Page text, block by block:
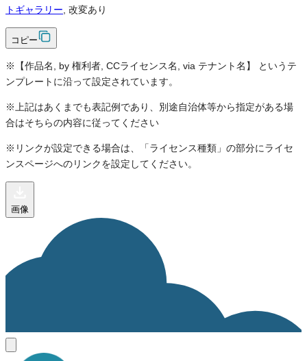
トギャラリー , 改変あり
コピー
※【作品名, by 権利者, CCライセンス名, via テナント名】 というテ
ンプレートに沿って設定されています。
※上記はあくまでも表記例であり、別途自治体等から指定がある場
合はそちらの内容に従ってください
※リンクが設定できる場合は、「ライセンス種類」の部分にライセ
ンスページへのリンクを設定してください。
画像